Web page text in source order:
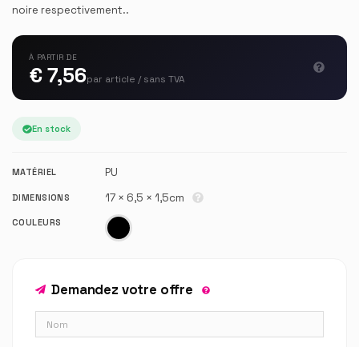
noire respectivement..
À PARTIR DE
€ 7,56par article / sans TVA
En stock
MATÉRIEL PU
DIMENSIONS 17 × 6,5 × 1,5cm
COULEURS
Demandez votre offre